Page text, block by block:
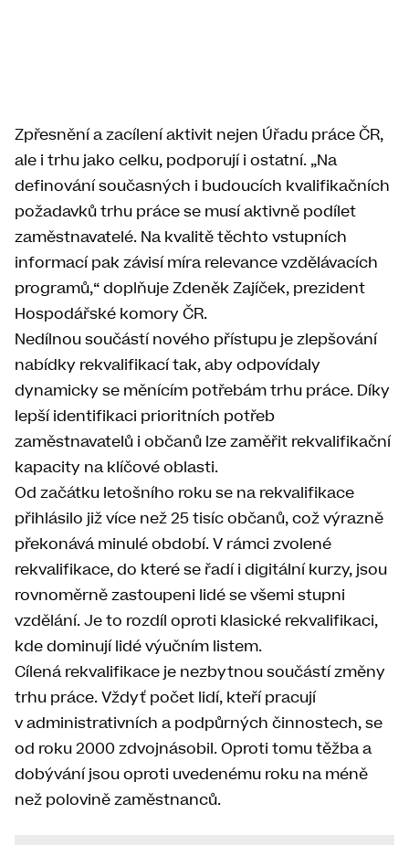
Zpřesnění a zacílení aktivit nejen Úřadu práce ČR,
ale i trhu jako celku, podporují i ostatní. „Na
definování současných i budoucích kvalifikačních
požadavků trhu práce se musí aktivně podílet
zaměstnavatelé. Na kvalitě těchto vstupních
informací pak závisí míra relevance vzdělávacích
programů,“ doplňuje Zdeněk Zajíček, prezident
Hospodářské komory ČR.
Nedílnou součástí nového přístupu je zlepšování
nabídky rekvalifikací tak, aby odpovídaly
dynamicky se měnícím potřebám trhu práce. Díky
lepší identifikaci prioritních potřeb
zaměstnavatelů i občanů lze zaměřit rekvalifikační
kapacity na klíčové oblasti.
Od začátku letošního roku se na rekvalifikace
přihlásilo již více než 25 tisíc občanů, což výrazně
překonává minulé období. V rámci zvolené
rekvalifikace, do které se řadí i digitální kurzy, jsou
rovnoměrně zastoupeni lidé se všemi stupni
vzdělání. Je to rozdíl oproti klasické rekvalifikaci,
kde dominují lidé výučním listem.
Cílená rekvalifikace je nezbytnou součástí změny
trhu práce. Vždyť počet lidí, kteří pracují
v administrativních a podpůrných činnostech, se
od roku 2000 zdvojnásobil. Oproti tomu těžba a
dobývání jsou oproti uvedenému roku na méně
než polovině zaměstnanců.